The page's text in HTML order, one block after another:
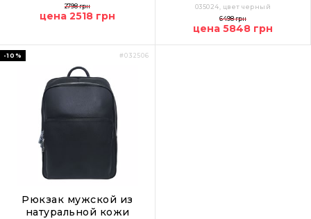
2798 грн
цена 2518 грн
035024, цвет черный
6498 грн
цена 5848 грн
#032506
-10%
Рюкзак мужской из
натуральной кожи